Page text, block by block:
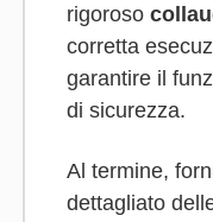
rigoroso
corretta
garantire il
di sicurezza.
Al termine,
dettagliato